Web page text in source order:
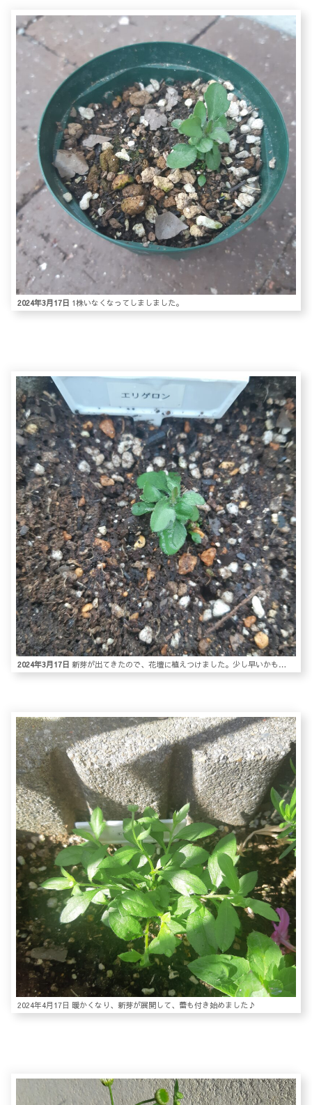
2024年3月17日 1株いなくなってしましました。
2024年3月17日 新芽が出てきたので、花壇に植えつけました。少し早いかも…
2024年4月17日 暖かくなり、新芽が展開して、蕾も付き始めました♪